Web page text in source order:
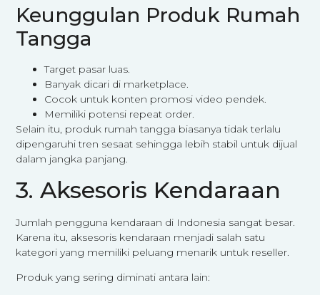
Keunggulan Produk Rumah
Tangga
Target pasar luas.
Banyak dicari di marketplace.
Cocok untuk konten promosi video pendek.
Memiliki potensi repeat order.
Selain itu, produk rumah tangga biasanya tidak terlalu
dipengaruhi tren sesaat sehingga lebih stabil untuk dijual
dalam jangka panjang.
3. Aksesoris Kendaraan
Jumlah pengguna kendaraan di Indonesia sangat besar.
Karena itu, aksesoris kendaraan menjadi salah satu
kategori yang memiliki peluang menarik untuk reseller.
Produk yang sering diminati antara lain: